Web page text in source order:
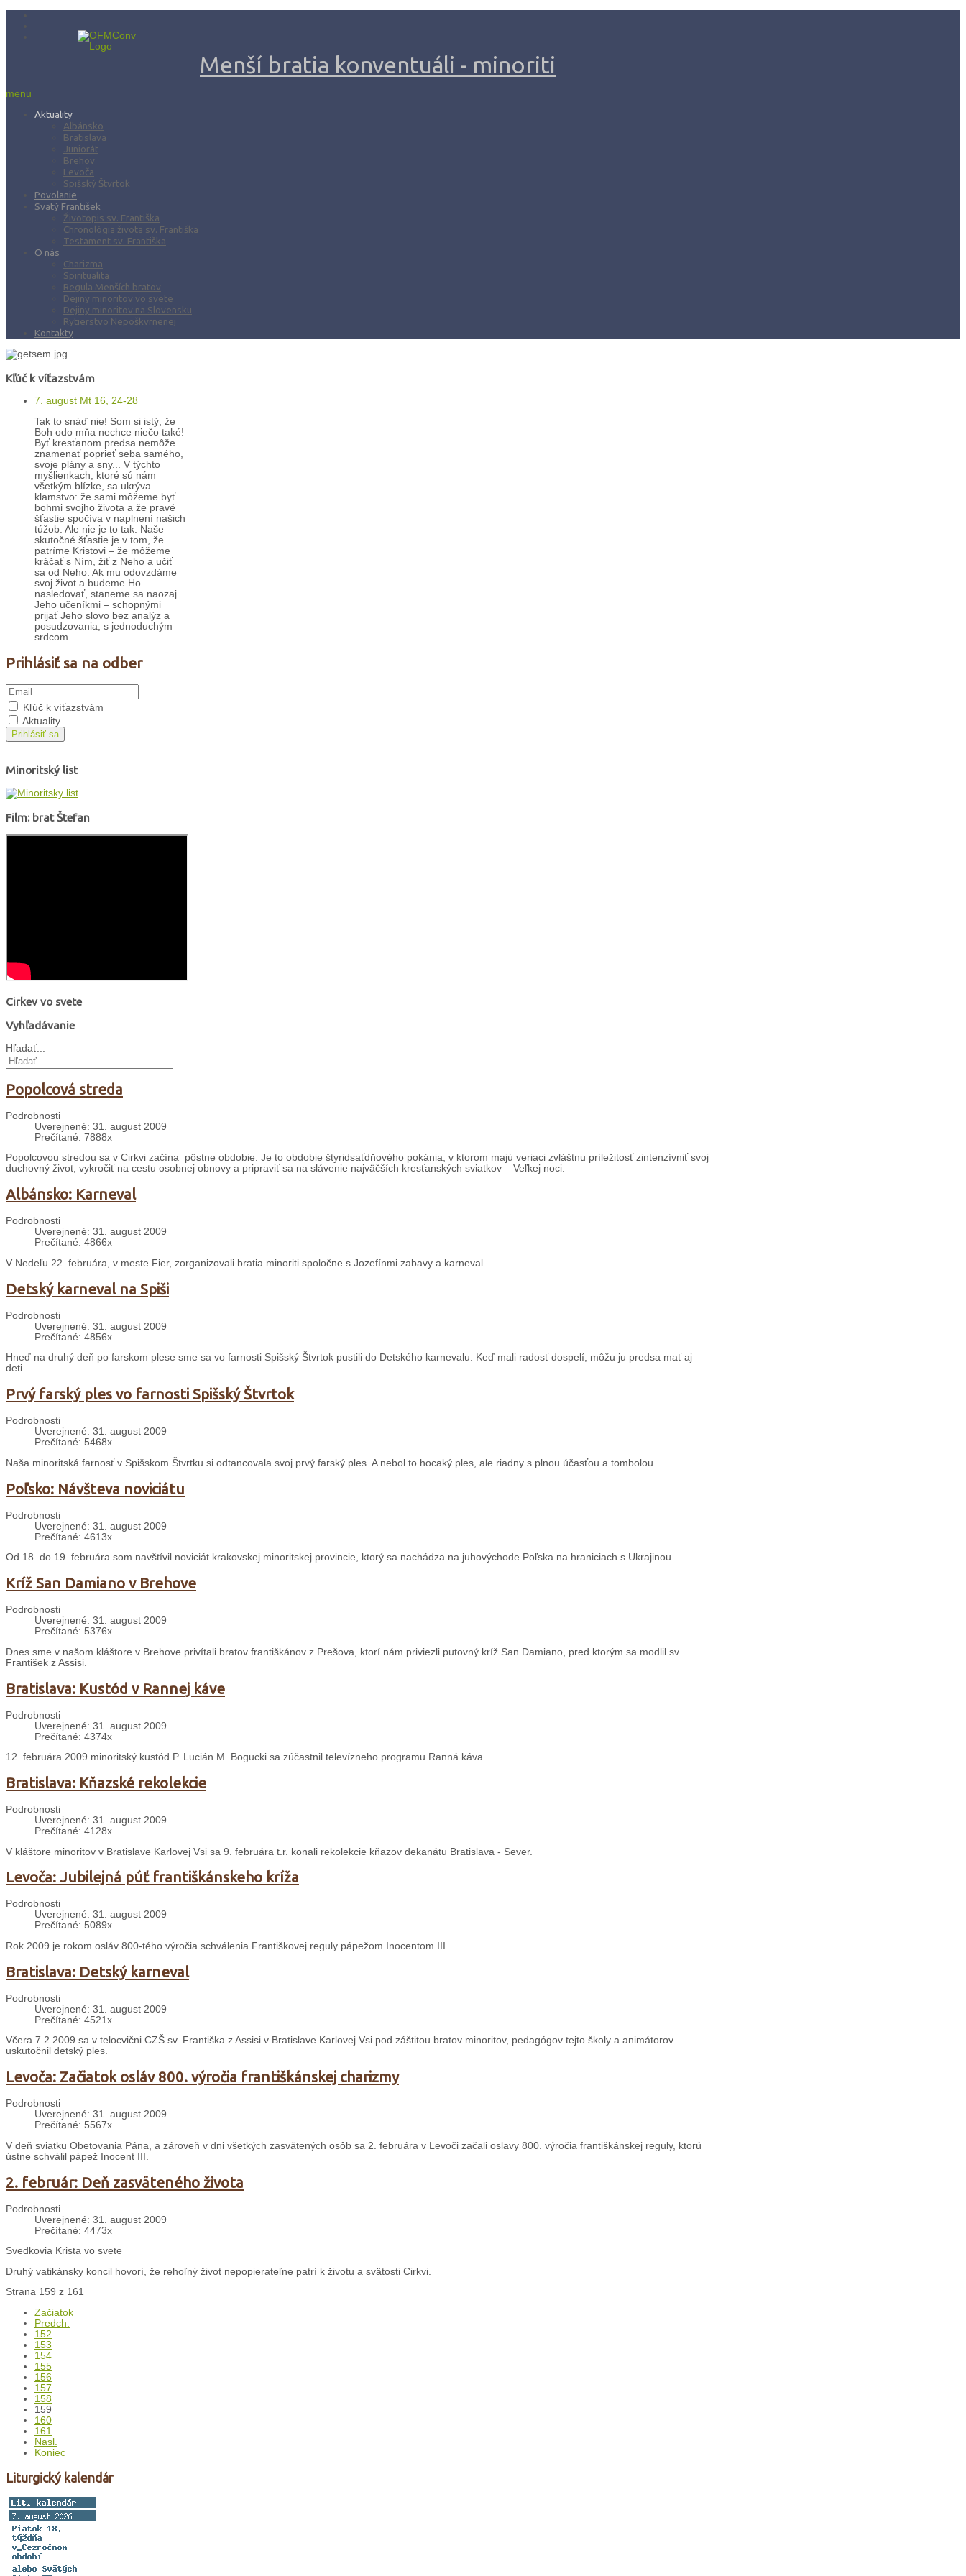
Menší bratia konventuáli - minoriti
menu
Aktuality
Albánsko
Bratislava
Juniorát
Brehov
Levoča
Spišský Štvrtok
Povolanie
Svätý František
Životopis sv. Františka
Chronológia života sv. Františka
Testament sv. Františka
O nás
Charizma
Spiritualita
Regula Menších bratov
Dejiny minoritov vo svete
Dejiny minoritov na Slovensku
Rytierstvo Nepoškvrnenej
Kontakty
Kľúč k víťazstvám
7. august Mt 16, 24-28
Tak to snáď nie! Som si istý, že
Boh odo mňa nechce niečo také!
Byť kresťanom predsa nemôže
znamenať poprieť seba samého,
svoje plány a sny... V týchto
myšlienkach, ktoré sú nám
všetkým blízke, sa ukrýva
klamstvo: že sami môžeme byť
bohmi svojho života a že pravé
šťastie spočíva v naplnení našich
túžob. Ale nie je to tak. Naše
skutočné šťastie je v tom, že
patríme Kristovi – že môžeme
kráčať s Ním, žiť z Neho a učiť
sa od Neho. Ak mu odovzdáme
svoj život a budeme Ho
nasledovať, staneme sa naozaj
Jeho učeníkmi – schopnými
prijať Jeho slovo bez analýz a
posudzovania, s jednoduchým
srdcom.
Prihlásiť sa na odber
Kľúč k víťazstvám
Aktuality
Prihlásiť sa
Minoritský list
Film: brat Štefan
Cirkev vo svete
Vyhľadávanie
Hľadať...
Popolcová streda
Podrobnosti
Uverejnené: 31. august 2009
Prečítané: 7888x
Popolcovou stredou sa v Cirkvi začína pôstne obdobie. Je to obdobie štyridsaťdňového pokánia, v ktorom majú veriaci zvláštnu príležitosť zintenzívniť svoj
duchovný život, vykročiť na cestu osobnej obnovy a pripraviť sa na slávenie najväčších kresťanských sviatkov – Veľkej noci.
Albánsko: Karneval
Podrobnosti
Uverejnené: 31. august 2009
Prečítané: 4866x
V Nedeľu 22. februára, v meste Fier, zorganizovali bratia minoriti spoločne s Jozefínmi zabavy a karneval.
Detský karneval na Spiši
Podrobnosti
Uverejnené: 31. august 2009
Prečítané: 4856x
Hneď na druhý deň po farskom plese sme sa vo farnosti Spišský Štvrtok pustili do Detského karnevalu. Keď mali radosť dospelí, môžu ju predsa mať aj
deti.
Prvý farský ples vo farnosti Spišský Štvrtok
Podrobnosti
Uverejnené: 31. august 2009
Prečítané: 5468x
Naša minoritská farnosť v Spišskom Štvrtku si odtancovala svoj prvý farský ples. A nebol to hocaký ples, ale riadny s plnou účasťou a tombolou.
Poľsko: Návšteva noviciátu
Podrobnosti
Uverejnené: 31. august 2009
Prečítané: 4613x
Od 18. do 19. februára som navštívil noviciát krakovskej minoritskej provincie, ktorý sa nachádza na juhovýchode Poľska na hraniciach s Ukrajinou.
Kríž San Damiano v Brehove
Podrobnosti
Uverejnené: 31. august 2009
Prečítané: 5376x
Dnes sme v našom kláštore v Brehove privítali bratov františkánov z Prešova, ktorí nám priviezli putovný kríž San Damiano, pred ktorým sa modlil sv.
František z Assisi.
Bratislava: Kustód v Rannej káve
Podrobnosti
Uverejnené: 31. august 2009
Prečítané: 4374x
12. februára 2009 minoritský kustód P. Lucián M. Bogucki sa zúčastnil televízneho programu Ranná káva.
Bratislava: Kňazské rekolekcie
Podrobnosti
Uverejnené: 31. august 2009
Prečítané: 4128x
V kláštore minoritov v Bratislave Karlovej Vsi sa 9. februára t.r. konali rekolekcie kňazov dekanátu Bratislava - Sever.
Levoča: Jubilejná púť františkánskeho kríža
Podrobnosti
Uverejnené: 31. august 2009
Prečítané: 5089x
Rok 2009 je rokom osláv 800-tého výročia schválenia Františkovej reguly pápežom Inocentom III.
Bratislava: Detský karneval
Podrobnosti
Uverejnené: 31. august 2009
Prečítané: 4521x
Včera 7.2.2009 sa v telocvični CZŠ sv. Františka z Assisi v Bratislave Karlovej Vsi pod záštitou bratov minoritov, pedagógov tejto školy a animátorov
uskutočnil detský ples.
Levoča: Začiatok osláv 800. výročia františkánskej charizmy
Podrobnosti
Uverejnené: 31. august 2009
Prečítané: 5567x
V deň sviatku Obetovania Pána, a zároveň v dni všetkých zasvätených osôb sa 2. februára v Levoči začali oslavy 800. výročia františkánskej reguly, ktorú
ústne schválil pápež Inocent III.
2. február: Deň zasväteného života
Podrobnosti
Uverejnené: 31. august 2009
Prečítané: 4473x
Svedkovia Krista vo svete
Druhý vatikánsky koncil hovorí, že rehoľný život nepopierateľne patrí k životu a svätosti Cirkvi.
Strana 159 z 161
Začiatok
Predch.
152
153
154
155
156
157
158
159
160
161
Nasl.
Koniec
Liturgický kalendár